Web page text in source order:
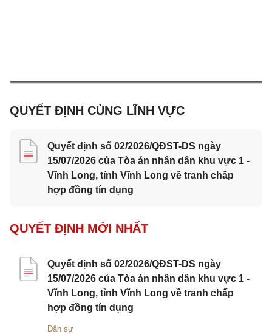
QUYẾT ĐỊNH CÙNG LĨNH VỰC
Quyết định số 02/2026/QĐST-DS ngày
15/07/2026 của Tòa án nhân dân khu vực 1 -
Vĩnh Long, tỉnh Vĩnh Long về tranh chấp
hợp đồng tín dụng
QUYẾT ĐỊNH MỚI NHẤT
Quyết định số 02/2026/QĐST-DS ngày
15/07/2026 của Tòa án nhân dân khu vực 1 -
Vĩnh Long, tỉnh Vĩnh Long về tranh chấp
hợp đồng tín dụng
Dân sự